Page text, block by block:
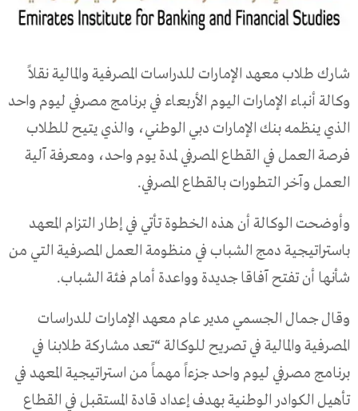
شارك طلاب معهد الإمارات للدراسات المصرفية والمالية نقلاً
وكالة أنباء الإمارات اليوم الأربعاء في برنامج مصرفي ليوم واحد
الذي ينظمه بنك الإمارات دبي الوطني، والذي يتيح للطلاب
فرصة العمل في القطاع المصرفي لمدة يوم واحد، ومعرفة آلية
العمل وآخر التطورات بالقطاع المصرفي.
وأوضحت الوكالة أن هذه الخطوة تأتي في إطار التزام المعهد
باستراتيجية دمج الشباب في منظومة العمل المصرفية التي من
شأنها أن تفتح آفاقا جديدة وواعدة أمام فئة الشباب.
وقال جمال الجسمي مدير عام معهد الإمارات للدراسات
المصرفية والمالية في تصريح للوكالة “تعد مشاركة طلابنا في
برنامج مصرفي ليوم واحد جزءاً مهماً من استراتيجية المعهد في
تأهيل الكوادر الوطنية بهدف إعداد قادة المستقبل في القطاع